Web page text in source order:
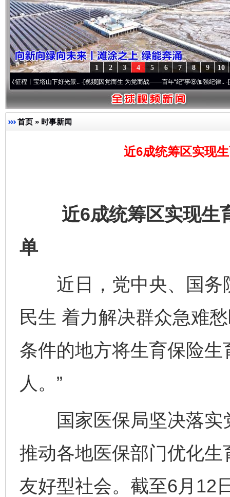
10
9
8
7
6
5
4
3
2
1
塔山下好光景..·[视频]因党而生 为党而战——百年“纪”事⑧加强纪律..·[视频]牢记初
首页 » 时事新闻
近6成统筹区实现
近6成统筹区实现生育
单
近日，党中央、国务
民生 着力解决群众急难
条件的地方将生育保险
人。”
国家医保局坚决落实
推动各地医保部门优化
友好型社会。截至6月12
完善运行机制助力责任有效落实